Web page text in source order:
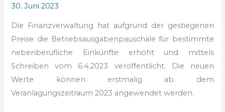
30. Juni 2023
Die Finanzverwaltung hat aufgrund der gestiegenen
Preise die Betriebsausgabenpauschale für bestimmte
nebenberufliche Einkünfte erhöht und mittels
Schreiben vom 6.4.2023 veröffentlicht. Die neuen
Werte können erstmalig ab dem
Veranlagungszeitraum 2023 angewendet werden.